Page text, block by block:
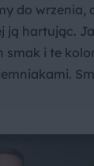
do wrzenia,
ją hartując.
smak i te